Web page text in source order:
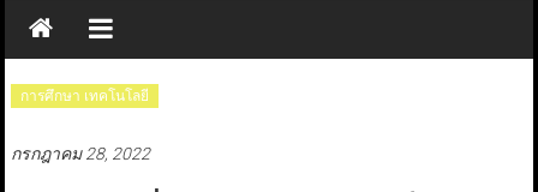
การศึกษา เทคโนโลยี
กรกฎาคม 28, 2022